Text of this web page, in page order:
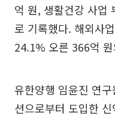
억 원, 생활건강 사업
로 기록했다. 해외사
24.1% 오른 366억
유한양행 임윤진 연
션으로부터 도입한